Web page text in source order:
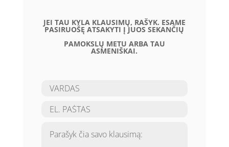
JEI TAU KYLA KLAUSIMŲ, RAŠYK. ESAME
PASIRUOŠĘ ATSAKYTI Į JUOS SEKANČIŲ
PAMOKSLŲ METU ARBA TAU
ASMENIŠKAI.